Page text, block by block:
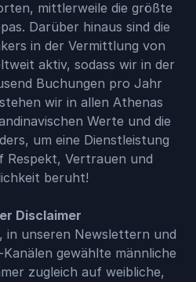
mittlerweile die größte
Darüber hinaus sind die
in der Vermittlung von
aktiv, sodass wir in der
Buchungen pro Jahr
wir in allen Athenas
Werte und die
um eine Dienstleistung
Respekt, Vertrauen und
beruht!
Disclaimer
in unseren Newslettern und
gewählte männliche
zugleich auf weibliche,